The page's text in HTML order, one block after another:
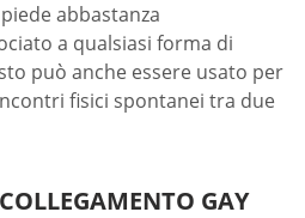
abbastanza
a qualsiasi forma di
può anche essere usato per
fisici spontanei tra due
GAY